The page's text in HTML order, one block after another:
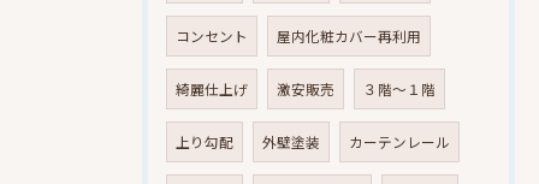
コンセント 屋内化粧カバー再利用
綺麗仕上げ 激安販売 ３階～１階
上り勾配 外壁塗装 カーテンレール